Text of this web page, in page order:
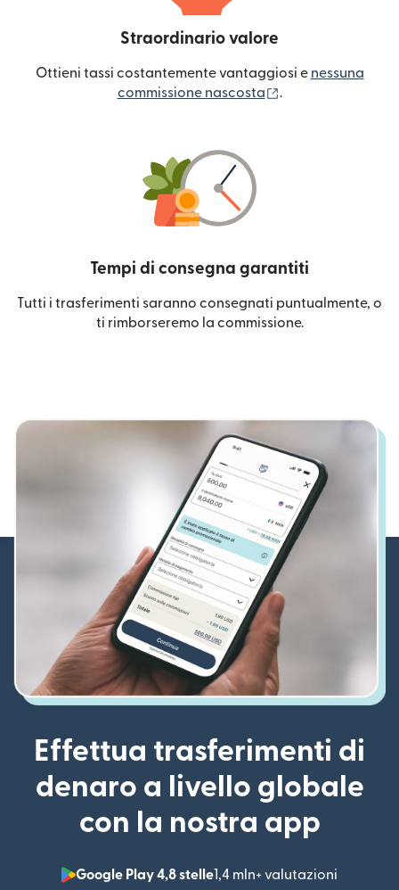
Straordinario valore
Ottieni tassi costantemente vantaggiosi e nessuna
commissione nascosta
.
Tempi di consegna garantiti
Tutti i trasferimenti saranno consegnati puntualmente, o
ti rimborseremo la commissione.
Effettua trasferimenti di
denaro a livello globale
con la nostra app
Google Play 4,8 stelle1,4 mln+ valutazioni